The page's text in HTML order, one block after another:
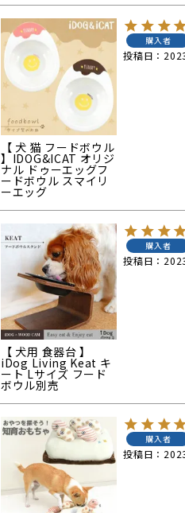
【 犬 猫 フードボウル
】IDOG&ICAT オリジ
ナル ドゥーエッグフ
ードボウル スマイリ
ーエッグ
購入者
投稿日
【 犬用 食器台 】
iDog Living Keat キ
ート Lサイズ フード
ボウル別売
購入者
投稿日
購入者
投稿日